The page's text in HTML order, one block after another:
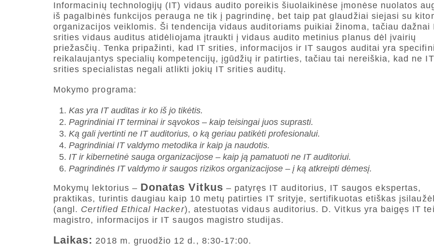
Informacinių technologijų (IT) vidaus audito poreikis šiuolaikinėse įmonėse nuolatos
iš pagalbinės funkcijos perauga ne tik į pagrindinę, bet taip pat glaudžiai siejasi su
organizacijos veiklomis. Ši tendencija vidaus auditoriams puikiai žinoma, tačiau dažnai
srities vidaus auditus atidėliojama įtraukti į vidaus audito metinius planus dėl įvairių
priežasčių. Tenka pripažinti, kad IT srities, informacijos ir IT saugos auditai yra
reikalaujantys specialių kompetencijų, įgūdžių ir patirties, tačiau tai nereiškia, kad ne IT
srities specialistas negali atlikti jokių IT srities auditų.
Mokymo programa:
Kas yra IT auditas ir ko iš jo tikėtis.
Pagrindiniai IT terminai ir sąvokos – kaip teisingai juos suprasti.
Ką gali įvertinti ne IT auditorius, o ką geriau patikėti profesionalui.
Pagrindiniai IT valdymo metodika ir kaip ja naudotis.
IT ir kibernetinė sauga organizacijose – kaip ją pamatuoti ne IT auditoriui.
Pagrindinės IT valdymo ir saugos rizikos organizacijose – į ką atkreipti dėmesį.
Mokymų lektorius – Donatas Vitkus – patyręs IT auditorius, IT saugos ekspertas,
praktikas, turintis daugiau kaip 10 metų patirties IT srityje, sertifikuotas etiškas
(angl. Certified Ethical Hacker), atestuotas vidaus auditorius. D. Vitkus yra baigęs IT
magistro, informacijos ir IT saugos magistro studijas.
Laikas: 2018 m. gruodžio 12 d., 8:30-17:00.